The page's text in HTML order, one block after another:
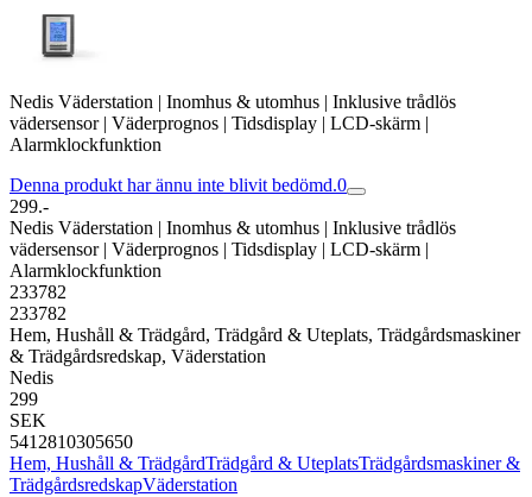
Nedis Väderstation | Inomhus & utomhus | Inklusive trådlös
vädersensor | Väderprognos | Tidsdisplay | LCD-skärm |
Alarmklockfunktion
Denna produkt har ännu inte blivit bedömd.0
299.-
Nedis Väderstation | Inomhus & utomhus | Inklusive trådlös
vädersensor | Väderprognos | Tidsdisplay | LCD-skärm |
Alarmklockfunktion
233782
233782
Hem, Hushåll & Trädgård, Trädgård & Uteplats, Trädgårdsmaskiner
& Trädgårdsredskap, Väderstation
Nedis
299
SEK
5412810305650
Hem, Hushåll & TrädgårdTrädgård & UteplatsTrädgårdsmaskiner &
TrädgårdsredskapVäderstation